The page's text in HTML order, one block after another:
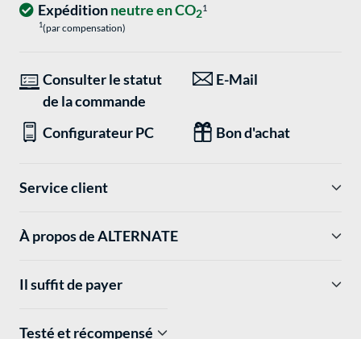
Expéditionneutre en CO21
1(par compensation)
Consulter le statut
de la commande
E-Mail
Configurateur PC Bon d'achat
Service client
À propos de ALTERNATE
Il suffit de payer
Testé et récompensé